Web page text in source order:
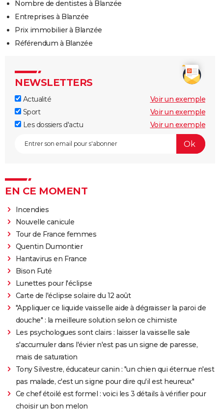
Nombre de dentistes à Blanzée
Entreprises à Blanzée
Prix immobilier à Blanzée
Référendum à Blanzée
NEWSLETTERS
Actualité
Voir un exemple
Sport
Voir un exemple
Les dossiers d'actu
Voir un exemple
EN CE MOMENT
Incendies
Nouvelle canicule
Tour de France femmes
Quentin Dumontier
Hantavirus en France
Bison Futé
Lunettes pour l'éclipse
Carte de l'éclipse solaire du 12 août
"Appliquer ce liquide vaisselle aide à dégraisser la paroi de
douche" : la meilleure solution selon ce chimiste
Les psychologues sont clairs : laisser la vaisselle sale
s'accumuler dans l'évier n'est pas un signe de paresse,
mais de saturation
Tony Silvestre, éducateur canin : "un chien qui éternue n'est
pas malade, c'est un signe pour dire qu'il est heureux"
Ce chef étoilé est formel : voici les 3 détails à vérifier pour
choisir un bon melon